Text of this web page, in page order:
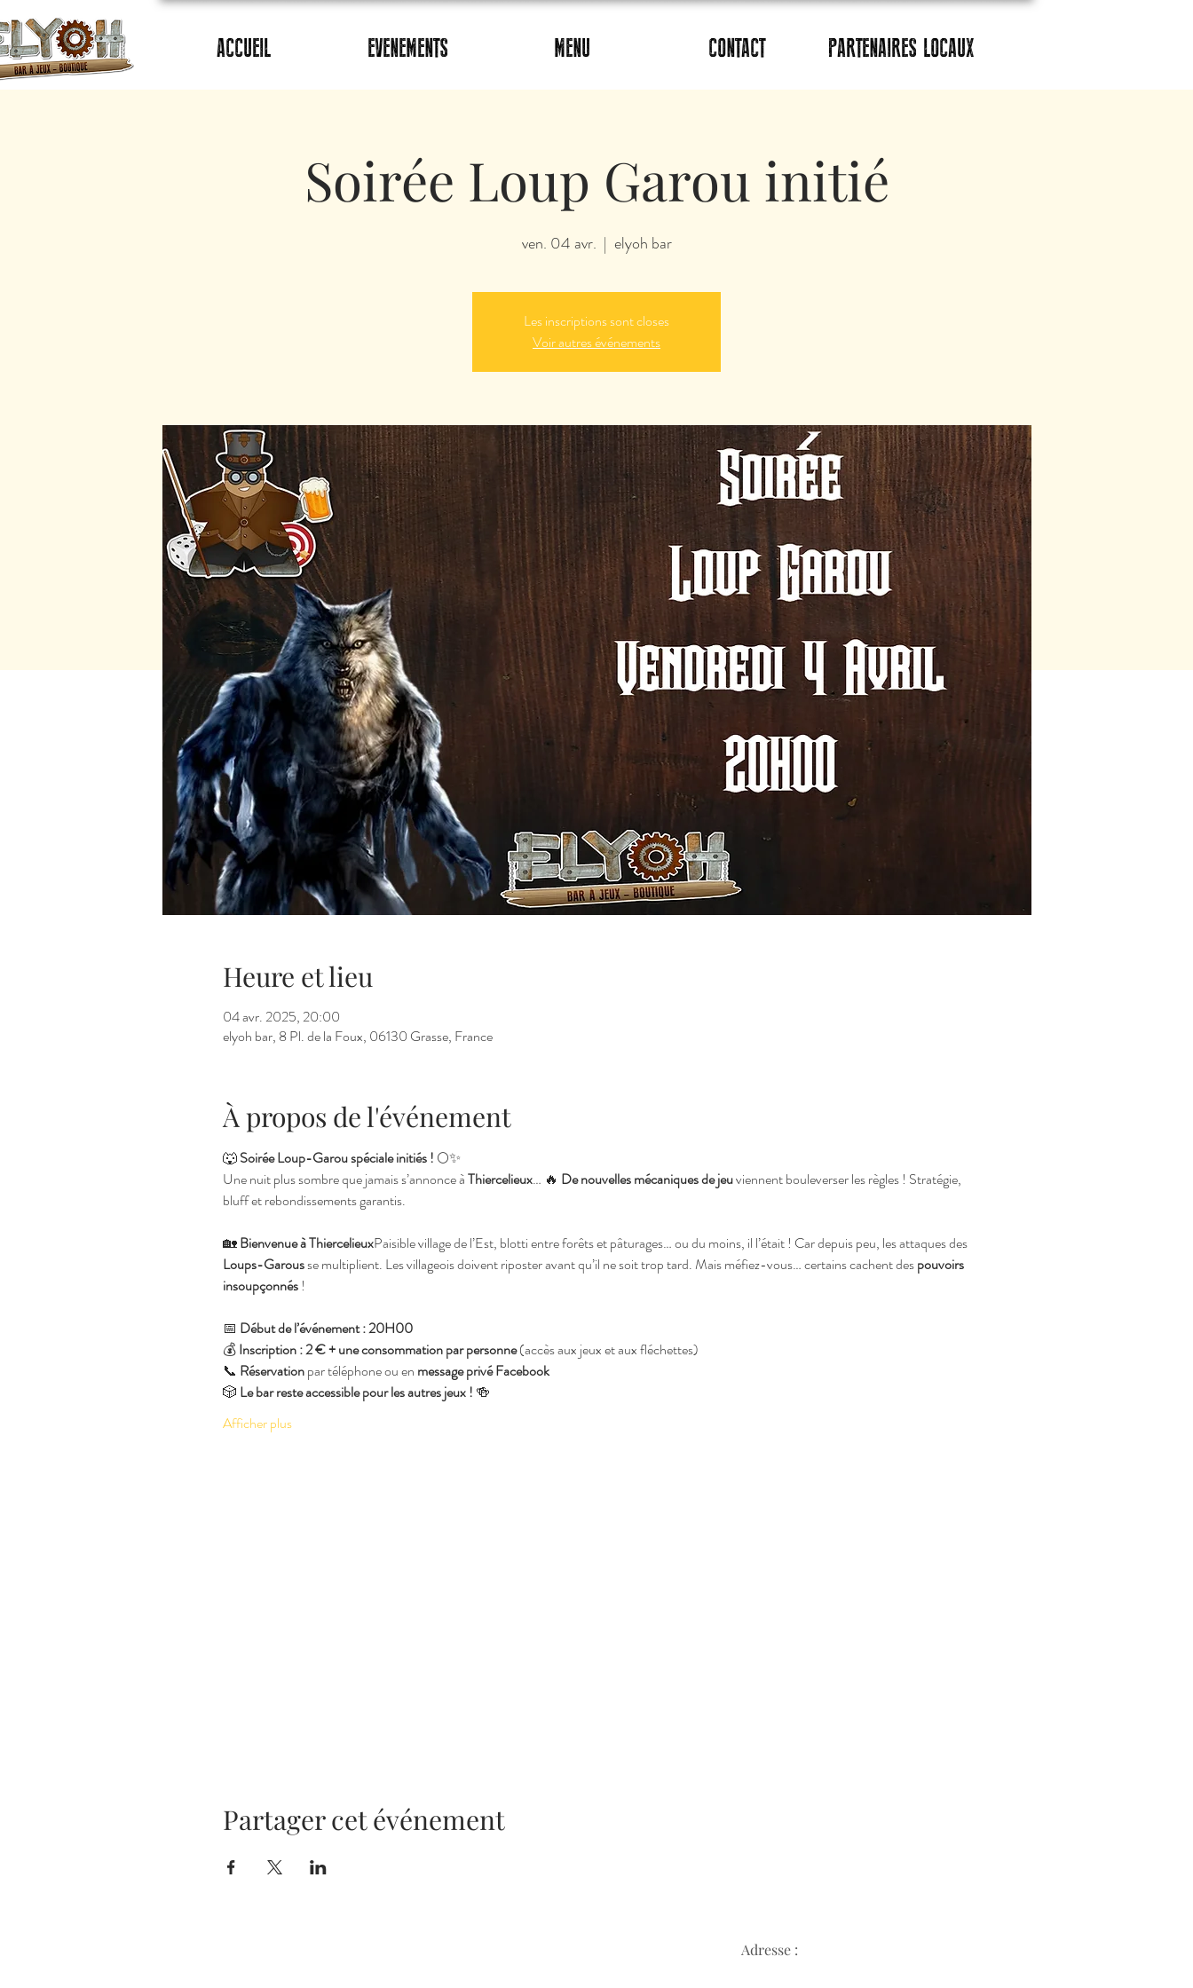
ACCUEIL EVENEMENTS MENU CONTACT PARTENAIRES LOCAUX
Soirée Loup Garou initié
ven. 04 avr.
  |
elyoh bar
Les inscriptions sont closes
Voir autres événements
Heure et lieu
04 avr. 2025, 20:00
elyoh bar, 8 Pl. de la Foux, 06130 Grasse, France
À propos de l'événement
🐺 Soirée Loup-Garou spéciale initiés ! 🌕✨
Une nuit plus sombre que jamais s’annonce à Thiercelieux… 🔥 De nouvelles mécaniques de jeu viennent bouleverser les règles ! Stratégie,
bluff et rebondissements garantis.
🏡 Bienvenue à ThiercelieuxPaisible village de l’Est, blotti entre forêts et pâturages… ou du moins, il l’était ! Car depuis peu, les attaques des
Loups-Garous se multiplient. Les villageois doivent riposter avant qu’il ne soit trop tard. Mais méfiez-vous… certains cachent des pouvoirs
insoupçonnés !
📅 Début de l’événement : 20H00
💰 Inscription : 2 € + une consommation par personne (accès aux jeux et aux fléchettes)
📞 Réservation par téléphone ou en message privé Facebook
🎲 Le bar reste accessible pour les autres jeux ! 🍻
Afficher plus
Partager cet événement
Adresse :